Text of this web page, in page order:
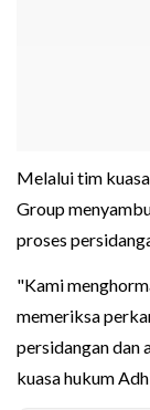
Melalui tim
Group
proses
"Kami
memeriksa
persidangan dan
kuasa hukum